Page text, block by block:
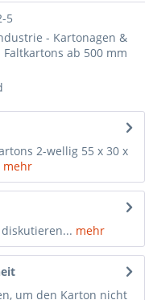
5
- Kartonagen &
ab 500 mm
2-wellig 55 x 30 x
mehr
mehr
um den Karton nicht